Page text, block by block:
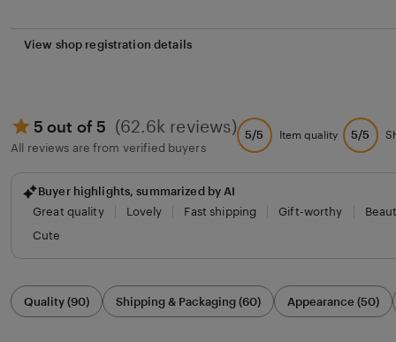
View shop registration details
5 out of 5 (62.6k reviews)
All reviews are from verified buyers
5/5 Item quality 5/5
Buyer highlights, summarized by AI
Great quality
Lovely Fast shipping Gift-worthy
Cute
Filter
by
category
Quality (90) Shipping & Packaging (60) Appearance (50)